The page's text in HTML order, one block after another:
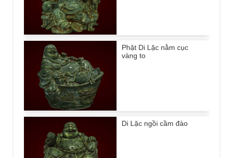
Phật Di Lặc nằm cục
vàng to
Di Lặc ngồi cầm đào